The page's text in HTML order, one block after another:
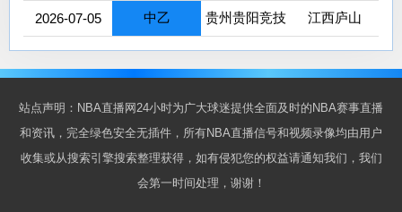
2026-07-05 中乙 贵州贵阳竞技 江西庐山
站点声明：NBA直播网24小时为广大球迷提供全面及时的NBA赛事直播
和资讯，完全绿色安全无插件，所有NBA直播信号和视频录像均由用户
收集或从搜索引擎搜索整理获得，如有侵犯您的权益请通知我们，我们
会第一时间处理，谢谢！